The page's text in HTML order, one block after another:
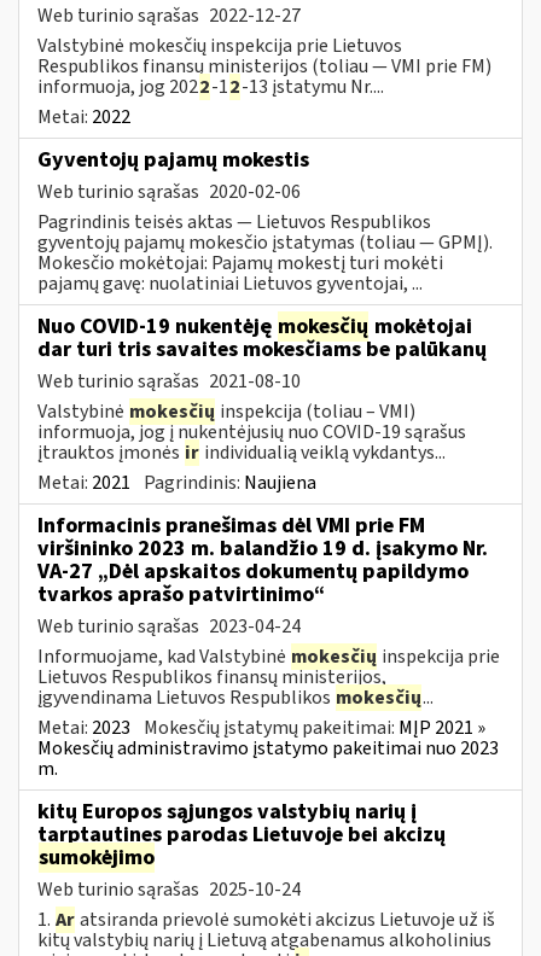
Web turinio sąrašas 2022-12-27
Valstybinė mokesčių inspekcija prie Lietuvos
Respublikos finansų ministerijos (toliau — VMI prie FM)
informuoja, jog 2022-12-13 įstatymu Nr....
Metai: 2022
Gyventojų pajamų mokestis
Web turinio sąrašas 2020-02-06
Pagrindinis teisės aktas — Lietuvos Respublikos
gyventojų pajamų mokesčio įstatymas (toliau — GPMĮ).
Mokesčio mokėtojai: Pajamų mokestį turi mokėti
pajamų gavę: nuolatiniai Lietuvos gyventojai, ...
Nuo COVID-19 nukentėję mokesčių mokėtojai
dar turi tris savaites mokesčiams be palūkanų
Web turinio sąrašas 2021-08-10
Valstybinė mokesčių inspekcija (toliau – VMI)
informuoja, jog į nukentėjusių nuo COVID-19 sąrašus
įtrauktos įmonės ir individualią veiklą vykdantys...
Metai: 2021 Pagrindinis: Naujiena
Informacinis pranešimas dėl VMI prie FM
viršininko 2023 m. balandžio 19 d. įsakymo Nr.
VA-27 „Dėl apskaitos dokumentų papildymo
tvarkos aprašo patvirtinimo“
Web turinio sąrašas 2023-04-24
Informuojame, kad Valstybinė mokesčių inspekcija prie
Lietuvos Respublikos finansų ministerijos,
įgyvendinama Lietuvos Respublikos mokesčių...
Metai: 2023 Mokesčių įstatymų pakeitimai: MĮP 2021 »
Mokesčių administravimo įstatymo pakeitimai nuo 2023
m.
kitų Europos sąjungos valstybių narių į
tarptautines parodas Lietuvoje bei akcizų
sumokėjimo
Web turinio sąrašas 2025-10-24
1. Aratsiranda prievolė sumokėti akcizus Lietuvoje už iš
kitų valstybių narių į Lietuvą atgabenamus alkoholinius